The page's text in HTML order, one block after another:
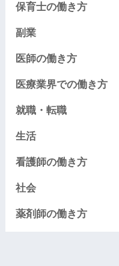
保育士の働き方
副業
医師の働き方
医療業界での働き方
就職・転職
生活
看護師の働き方
社会
薬剤師の働き方